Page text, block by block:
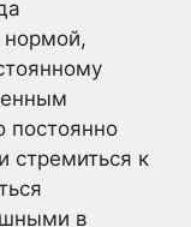
нормой,
постоянно
стремиться к
в